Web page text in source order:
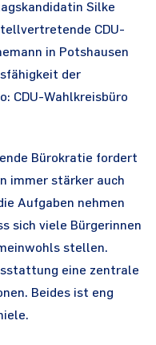
Silke
CDU-
in Potshausen
der
CDU-Wahlkreisbüro
Bürokratie fordert
immer stärker auch
Aufgaben nehmen
sich viele Bürgerinnen
stellen.
eine zentrale
Beides ist eng